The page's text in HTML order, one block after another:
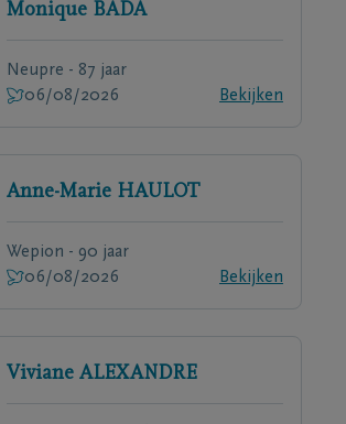
Monique BADA
Neupre - 87 jaar
06/08/2026
Bekijken
Anne-Marie HAULOT
Wepion - 90 jaar
06/08/2026
Bekijken
Viviane ALEXANDRE